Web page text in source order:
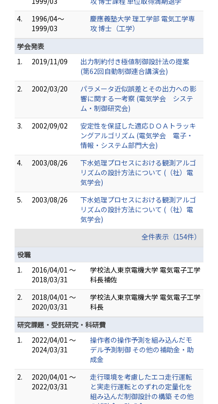
4.
1996/04～
1999/03
慶應義塾大学 理工学部 電気工学専
攻 博士（工学）
学会発表
1.
2019/11/09
出力制約付き極値制御設計法の提案
(第62回自動制御連合講演会)
2.
2002/03/20
パラメータ近似誤差とその出力への影
響に関する一考察 (電気学会 システ
ム・制御研究会)
3.
2002/09/02
安定性を保証した適応ＤＯＡトラッキ
ングアルゴリズム (電気学会 電子・
情報・システム部門大会)
4.
2003/08/26
下水処理プロセスにおける観測アルゴ
リズムの設計方法について (（社）電
気学会)
5.
2003/08/26
下水処理プロセスにおける観測アルゴ
リズムの設計方法について (（社）電
気学会)
全件表示（154件）
役職
1.
2016/04/01 ～
2018/03/31
学校法人東京電機大学 電気電子工学
科長補佐
2.
2018/04/01 ～
2020/03/31
学校法人東京電機大学 電気電子工学
科長
研究課題・受託研究・科研費
1.
2022/04/01 ～
2024/03/31
操作者の操作予測を組み込んだモ
デル予測制御 その他の補助金・助
成金
2.
2020/04/01 ～
2022/03/31
走行環境を考慮したエコ走行運転
と実走行運転とのずれの定量化を
組み込んだ制御設計の構築 その他